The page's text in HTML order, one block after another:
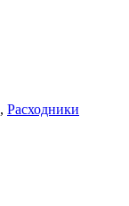
, Расходники